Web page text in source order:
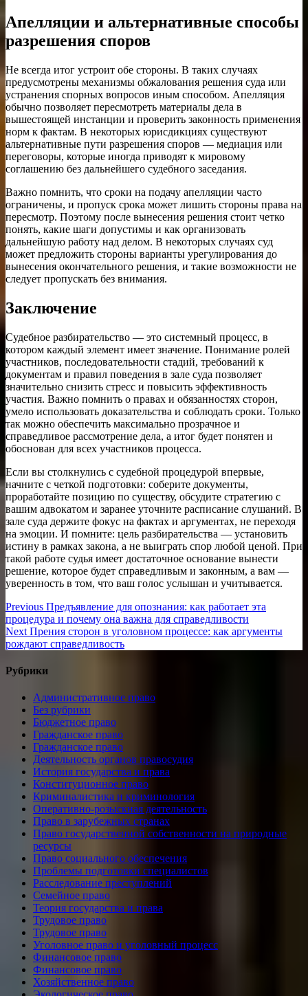
Апелляции и альтернативные способы
разрешения споров
Не всегда итог устроит обе стороны. В таких случаях
предусмотрены механизмы обжалования решения суда или
устранения спорных вопросов иным способом. Апелляция
обычно позволяет пересмотреть материалы дела в
вышестоящей инстанции и проверить законность применения
норм к фактам. В некоторых юрисдикциях существуют
альтернативные пути разрешения споров — медиация или
переговоры, которые иногда приводят к мировому
соглашению без дальнейшего судебного заседания.
Важно помнить, что сроки на подачу апелляции часто
ограничены, и пропуск срока может лишить стороны права на
пересмотр. Поэтому после вынесения решения стоит четко
понять, какие шаги допустимы и как организовать
дальнейшую работу над делом. В некоторых случаях суд
может предложить стороны варианты урегулирования до
вынесения окончательного решения, и такие возможности не
следует пропускать без внимания.
Заключение
Судебное разбирательство — это системный процесс, в
котором каждый элемент имеет значение. Понимание ролей
участников, последовательности стадий, требований к
документам и правил поведения в зале суда позволяет
значительно снизить стресс и повысить эффективность
участия. Важно помнить о правах и обязанностях сторон,
умело использовать доказательства и соблюдать сроки. Только
так можно обеспечить максимально прозрачное и
справедливое рассмотрение дела, а итог будет понятен и
обоснован для всех участников процесса.
Если вы столкнулись с судебной процедурой впервые,
начните с четкой подготовки: соберите документы,
проработайте позицию по существу, обсудите стратегию с
вашим адвокатом и заранее уточните расписание слушаний. В
зале суда держите фокус на фактах и аргументах, не переходя
на эмоции. И помните: цель разбирательства — установить
истину в рамках закона, а не выиграть спор любой ценой. При
такой работе судья имеет достаточное основание вынести
решение, которое будет справедливым и законным, а вам —
уверенность в том, что ваш голос услышан и учитывается.
Навигация
по
записям
Previous Previous
post:
Предъявление для опознания: как работает эта
процедура и почему она важна для справедливости
Next Next
post:
Прения сторон в уголовном процессе: как аргументы
рождают справедливость
Рубрики
Административное право
Без рубрики
Бюджетное право
Гражданское право
Гражданское право
Деятельность органов правосудия
История государства и права
Конституционное право
Криминалистика и криминология
Оперативно-розыскная деятельность
Право в зарубежных странах
Право государственной собственности на природные
ресурсы
Право социального обеспечения
Проблемы подготовки специалистов
Расследование преступлений
Семейное право
Теория государства и права
Трудовое право
Трудовое право
Уголовное право и уголовный процесс
Финансовое право
Финансовое право
Хозяйственное право